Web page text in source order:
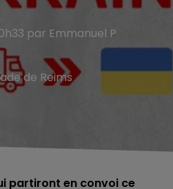
par Emmanuel P
de Reims
partiront en convoi ce